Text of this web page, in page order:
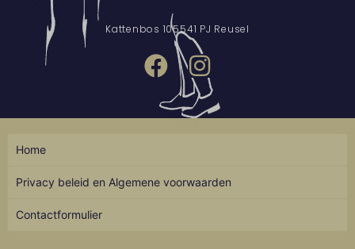
Kattenbos 105541 PJ Reusel
Home
Privacy beleid en Algemene voorwaarden
Contactformulier